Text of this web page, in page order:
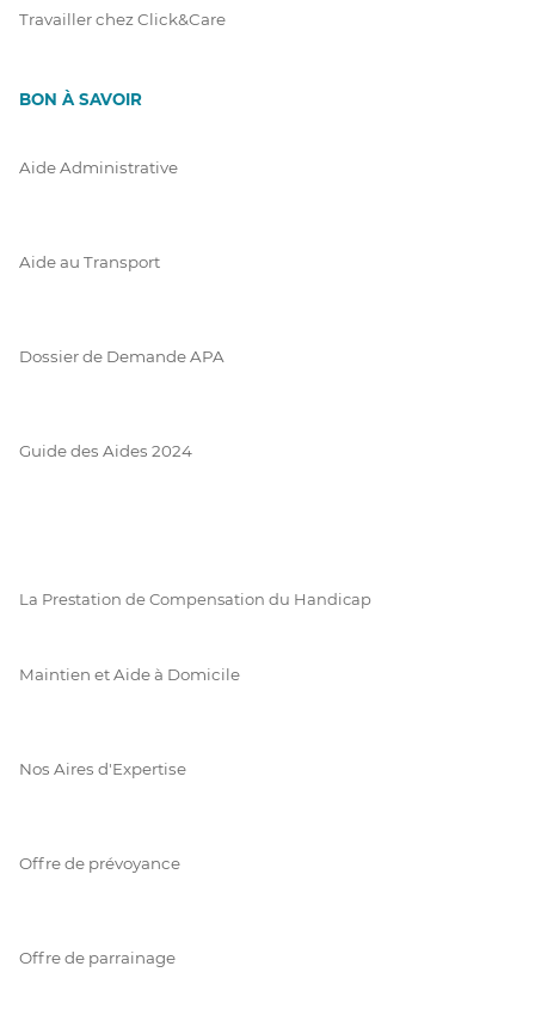
Travailler chez Click&Care
BON À SAVOIR
Aide Administrative
Aide au Transport
Dossier de Demande APA
Guide des Aides 2024
La Prestation de Compensation du Handicap
Maintien et Aide à Domicile
Nos Aires d'Expertise
Offre de prévoyance
Offre de parrainage